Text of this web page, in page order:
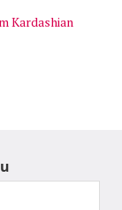
Kardashian